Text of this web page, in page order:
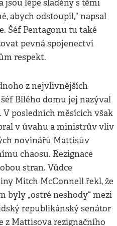
jsou lépe sladěny s těmi
abych odstoupil,“ napsal
Šéf Pentagonu tu také
pevná spojenectví
respekt.
z nejvlivnějších
Bílého domu jej nazýval
V posledních měsících však
v úvahu a ministrův vliv
novinářů Mattisův
chaosu. Rezignace
stran. Vůdce
Mitch McConnell řekl, že
byly „ostré neshody“ mezi
republikánský senátor
z Mattisova rezignačního